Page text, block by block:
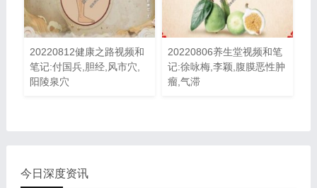
20220812健康之路视频和
笔记:付国兵,胆经,风市穴,
阳陵泉穴
20220806养生堂视频和笔
记:徐咏梅,李颖,腹膜恶性肿
瘤,气滞
今日深度资讯